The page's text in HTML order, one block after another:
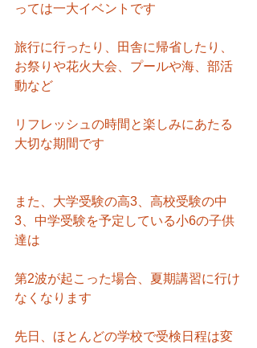
っては一大イベントです
旅行に行ったり、田舎に帰省したり、
お祭りや花火大会、プールや海、部活
動など
リフレッシュの時間と楽しみにあたる
大切な期間です
また、大学受験の高3、高校受験の中
3、中学受験を予定している小6の子供
達は
第2波が起こった場合、夏期講習に行け
なくなります
先日、ほとんどの学校で受検日程は変